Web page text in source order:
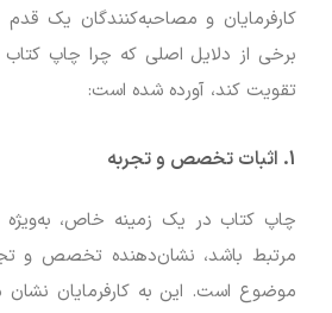
کارفرمایان و مصاحبه‌کنندگان یک قدم
برخی از دلایل اصلی که چرا چاپ کتاب
تقویت کند، آورده شده است:
1. اثبات تخصص و تجربه
چاپ کتاب در یک زمینه خاص، به‌ویژه
مرتبط باشد، نشان‌دهنده تخصص و
موضوع است. این به کارفرمایان